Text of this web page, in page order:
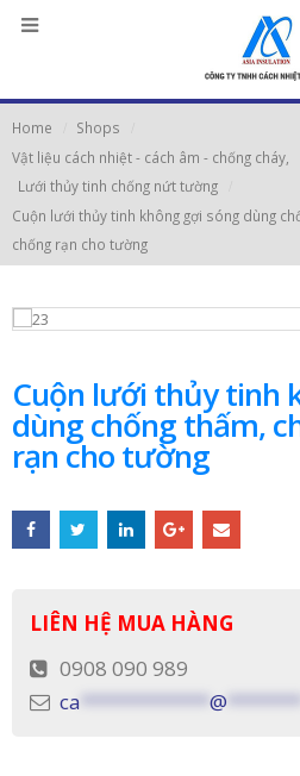
Home
Shops
Vật liệu cách nhiệt - cách âm - chống cháy
Lưới thủy tinh chống nứt tường
Cuộn lưới thủy tinh không gợi sóng dùng
chống rạn cho tường
Cuộn lưới thủy tinh
dùng chống thấm,
rạn cho tường
LIÊN HỆ MUA HÀNG
0908 090 989
ca
@